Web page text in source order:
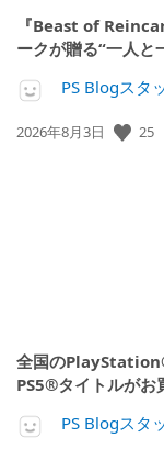
『Beast of
ークが贈る“一人と
PS Blogスタ
公
2026年8月3日 25
全国の
PS5®タイトルがお
PS Blogスタ